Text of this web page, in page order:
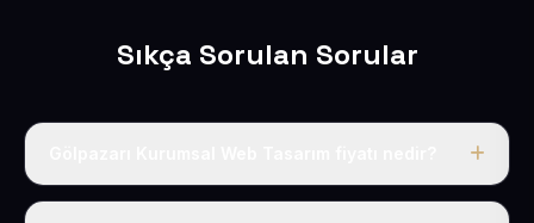
Sıkça Sorulan Sorular
Tek fiyat uygulanır: yıllık 50 USD + KDV. Bu bedele alan